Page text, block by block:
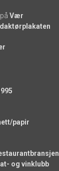
Vær
papir
og vinklubb